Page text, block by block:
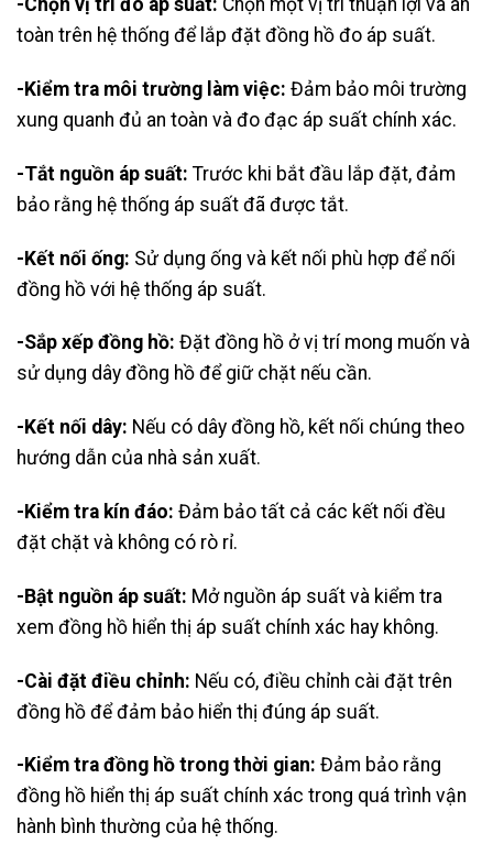
-Chọn vị trí đo áp suất: Chọn một vị trí thuận lợi và an
toàn trên hệ thống để lắp đặt đồng hồ đo áp suất.
-Kiểm tra môi trường làm việc: Đảm bảo môi trường
xung quanh đủ an toàn và đo đạc áp suất chính xác.
-Tắt nguồn áp suất: Trước khi bắt đầu lắp đặt, đảm
bảo rằng hệ thống áp suất đã được tắt.
-Kết nối ống: Sử dụng ống và kết nối phù hợp để nối
đồng hồ với hệ thống áp suất.
-Sắp xếp đồng hồ: Đặt đồng hồ ở vị trí mong muốn và
sử dụng dây đồng hồ để giữ chặt nếu cần.
-Kết nối dây: Nếu có dây đồng hồ, kết nối chúng theo
hướng dẫn của nhà sản xuất.
-Kiểm tra kín đáo: Đảm bảo tất cả các kết nối đều
đặt chặt và không có rò rỉ.
-Bật nguồn áp suất: Mở nguồn áp suất và kiểm tra
xem đồng hồ hiển thị áp suất chính xác hay không.
-Cài đặt điều chỉnh: Nếu có, điều chỉnh cài đặt trên
đồng hồ để đảm bảo hiển thị đúng áp suất.
-Kiểm tra đồng hồ trong thời gian: Đảm bảo rằng
đồng hồ hiển thị áp suất chính xác trong quá trình vận
hành bình thường của hệ thống.